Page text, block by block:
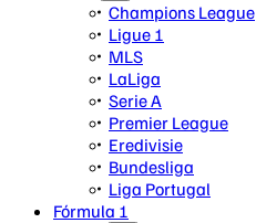
Champions League
Ligue 1
MLS
LaLiga
Serie A
Premier League
Eredivisie
Bundesliga
Liga Portugal
Fórmula 1